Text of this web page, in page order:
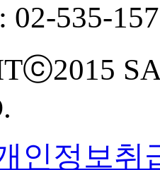
02-535-
인정보취